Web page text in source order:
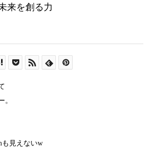
来を創る力
。
も見えないw